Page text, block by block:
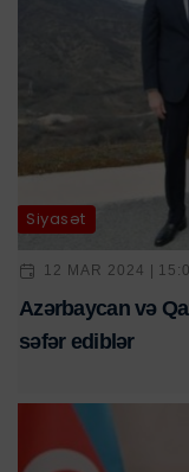
Siyasət
12 MAR 2024 |
Azərbaycan və
səfər ediblər